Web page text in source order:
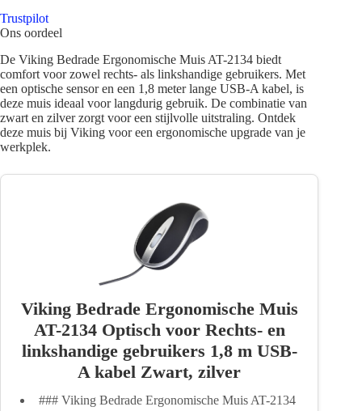
Trustpilot
Ons oordeel
De Viking Bedrade Ergonomische Muis AT-2134 biedt
comfort voor zowel rechts- als linkshandige gebruikers. Met
een optische sensor en een 1,8 meter lange USB-A kabel, is
deze muis ideaal voor langdurig gebruik. De combinatie van
zwart en zilver zorgt voor een stijlvolle uitstraling. Ontdek
deze muis bij Viking voor een ergonomische upgrade van je
werkplek.
Viking Bedrade Ergonomische Muis
AT-2134 Optisch voor Rechts- en
linkshandige gebruikers 1,8 m USB-
A kabel Zwart, zilver
### Viking Bedrade Ergonomische Muis AT-2134